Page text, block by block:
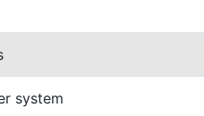
system